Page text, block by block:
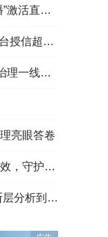
展新动能
165亿元
线观察
亮眼答卷
货品寄递
的完整路径